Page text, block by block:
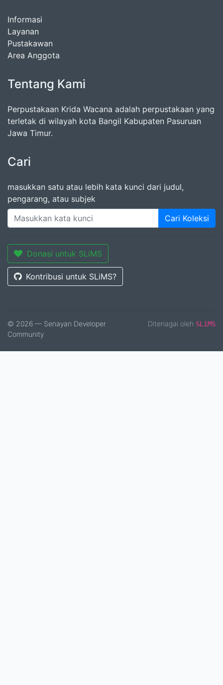
Informasi
Layanan
Pustakawan
Area Anggota
Tentang Kami
Perpustakaan Krida Wacana adalah perpustakaan yang
terletak di wilayah kota Bangil Kabupaten Pasuruan
Jawa Timur.
Cari
masukkan satu atau lebih kata kunci dari judul,
pengarang, atau subjek
Cari Koleksi
Donasi untuk SLiMS
Kontribusi untuk SLiMS?
© 2026 — Senayan Developer
Community
Ditenagai oleh SLiMS